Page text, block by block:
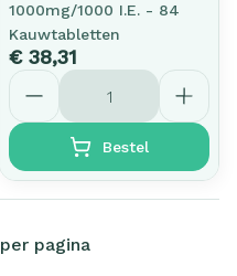
1000mg/1000 I.E. - 84
Kauwtabletten
€ 38,31
Aantal
Bestel
per pagina